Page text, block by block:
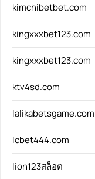
kimchibetbet.com
kingxxxbet123.com
kingxxxbet123.com
ktv4sd.com
lalikabetsgame.com
lcbet444.com
lion123สล็อต